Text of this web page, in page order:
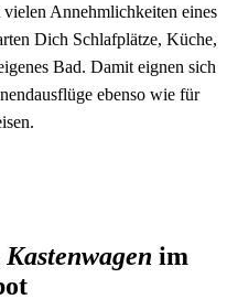
Annehmlichkeiten eines
Dich Schlafplätze, Küche,
Bad. Damit eignen sich
ebenso wie für
Kastenwagen im